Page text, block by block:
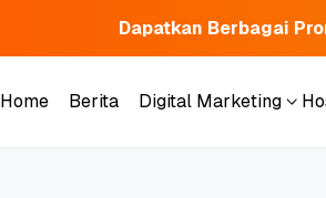
Dapatkan Berbagai
Home
Berita
Digital Marketing